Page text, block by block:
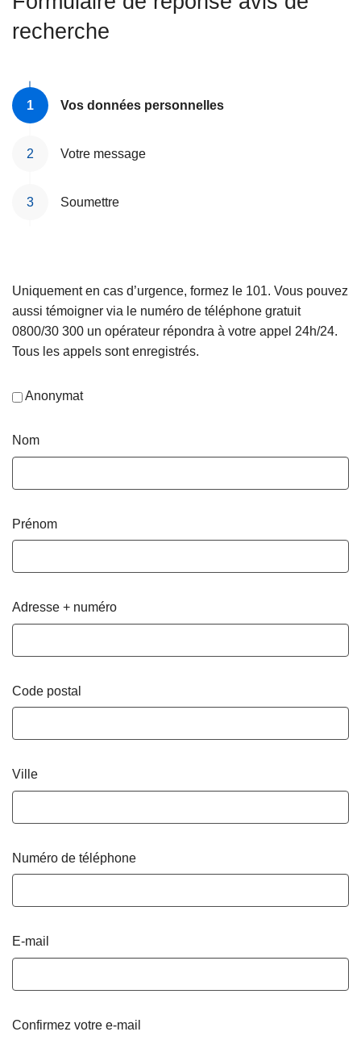
recherche
Vos données personnelles
Votre message
Soumettre
Uniquement en cas d’urgence, formez le 101. Vous pouvez
aussi témoigner via le numéro de téléphone gratuit
0800/30 300 un opérateur répondra à votre appel 24h/24.
Tous les appels sont enregistrés.
Anonymat
Nom
Prénom
Adresse + numéro
Code postal
Ville
Numéro de téléphone
E-mail
Confirmez votre e-mail